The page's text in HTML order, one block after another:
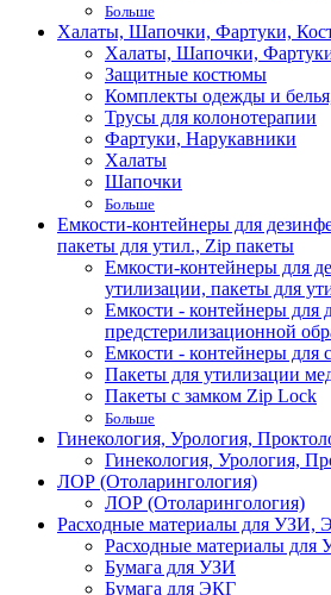
Больше
Халаты, Шапочки, Фартуки,
Халаты, Шапочки,
Защитные костюмы
Комплекты одежды и
Трусы для колонотерапии
Фартуки, Нарукавники
Халаты
Шапочки
Больше
Емкости-контейнеры для
пакеты для утил., Zip пакеты
Емкости-контейнеры для
утилизации, пакеты для
Емкости - контейнеры для
предстерилизационной
Емкости - контейнеры для
Пакеты для утилизации
Пакеты с замком Zip Lock
Больше
Гинекология, Урология,
Гинекология, Урология,
ЛОР (Отоларингология)
ЛОР (Отоларингология)
Расходные материалы для УЗИ,
Расходные материалы для
Бумага для УЗИ
Бумага для ЭКГ